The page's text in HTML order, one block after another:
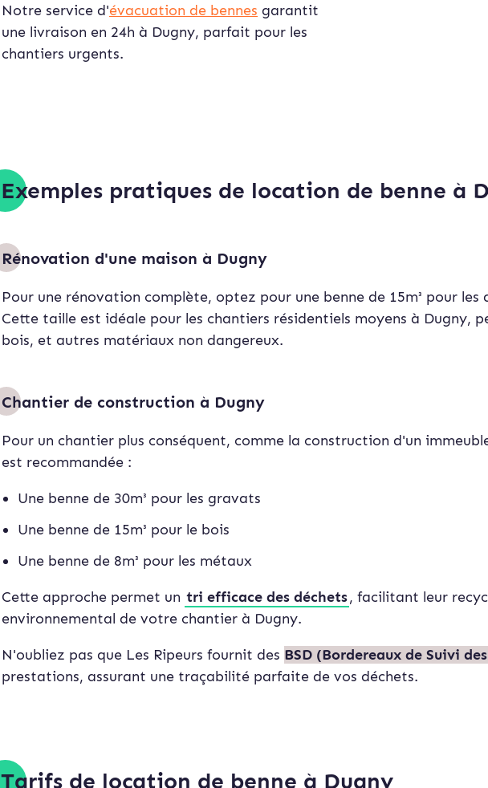
Notre service d'évacuation de bennes garantit
une livraison en 24h à Dugny, parfait pour les
chantiers urgents.
Exemples pratiques de location de benne à
Rénovation d'une maison à Dugny
Pour une rénovation complète, optez pour une benne de 15m³ pour les
Cette taille est idéale pour les chantiers résidentiels moyens à Dugny,
bois, et autres matériaux non dangereux.
Chantier de construction à Dugny
Pour un chantier plus conséquent, comme la construction d'un
est recommandée :
Une benne de 30m³ pour les gravats
Une benne de 15m³ pour le bois
Une benne de 8m³ pour les métaux
Cette approche permet un tri efficace des déchets, facilitant leur
environnemental de votre chantier à Dugny.
N'oubliez pas que Les Ripeurs fournit des BSD (Bordereaux de Suivi
prestations, assurant une traçabilité parfaite de vos déchets.
Tarifs de location de benne à Dugny